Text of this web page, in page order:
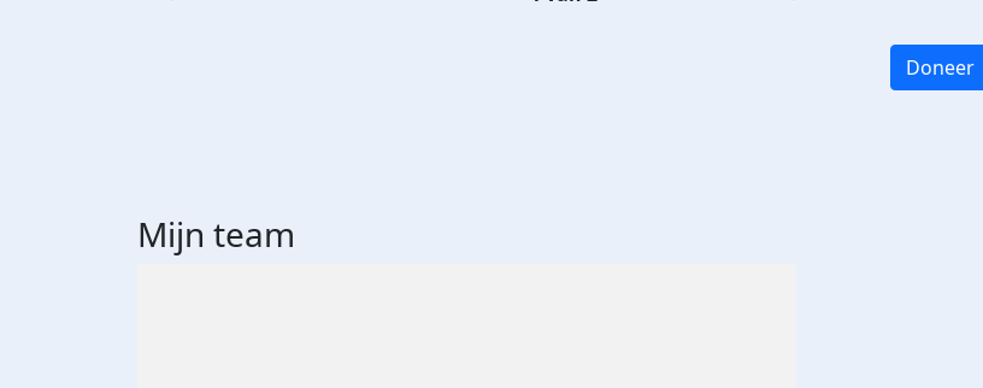
Doneer
Mijn team